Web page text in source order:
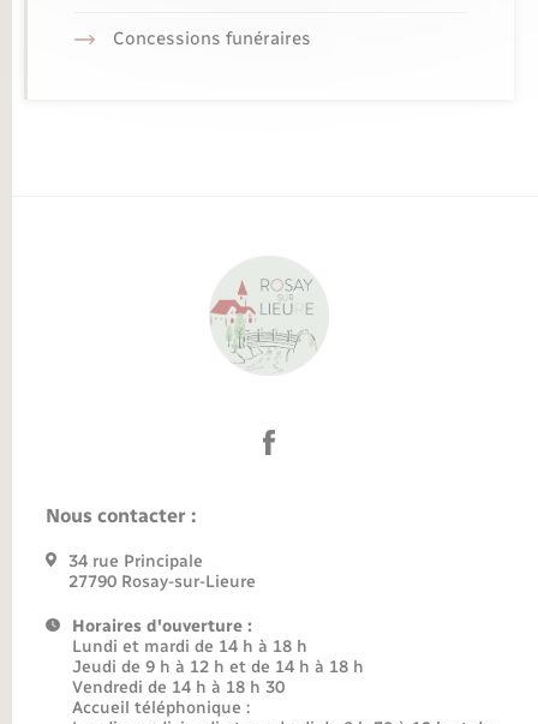
Concessions funéraires
Nous contacter :
34 rue Principale
27790 Rosay-sur-Lieure
Horaires d'ouverture :
Lundi et mardi de 14 h à 18 h
Jeudi de 9 h à 12 h et de 14 h à 18 h
Vendredi de 14 h à 18 h 30
Accueil téléphonique :